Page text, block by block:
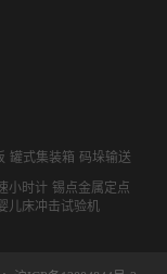
罐式集装箱 码垛输送
小时计 锡点金属定点
儿床冲击试验机